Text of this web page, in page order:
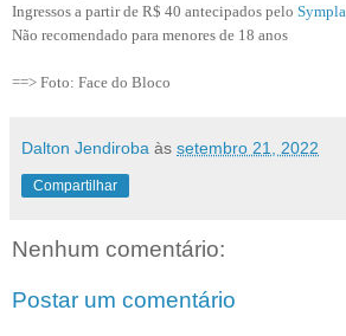
Ingressos a partir de R$ 40 antecipados pelo Sympla
Não recomendado para menores de 18 anos
==> Foto: Face do Bloco
Dalton Jendiroba às setembro 21, 2022
Compartilhar
Nenhum comentário:
Postar um comentário